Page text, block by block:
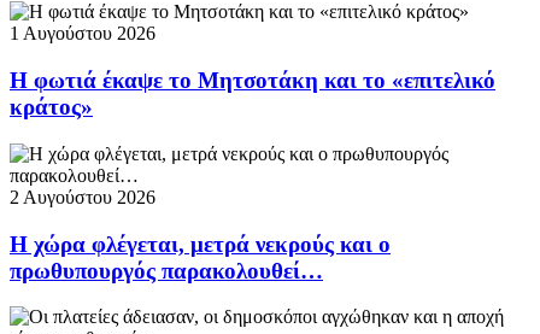
1 Αυγούστου 2026
Η φωτιά έκαψε το Μητσοτάκη και το «επιτελικό
κράτος»
2 Αυγούστου 2026
Η χώρα φλέγεται, μετρά νεκρούς και ο
πρωθυπουργός παρακολουθεί…